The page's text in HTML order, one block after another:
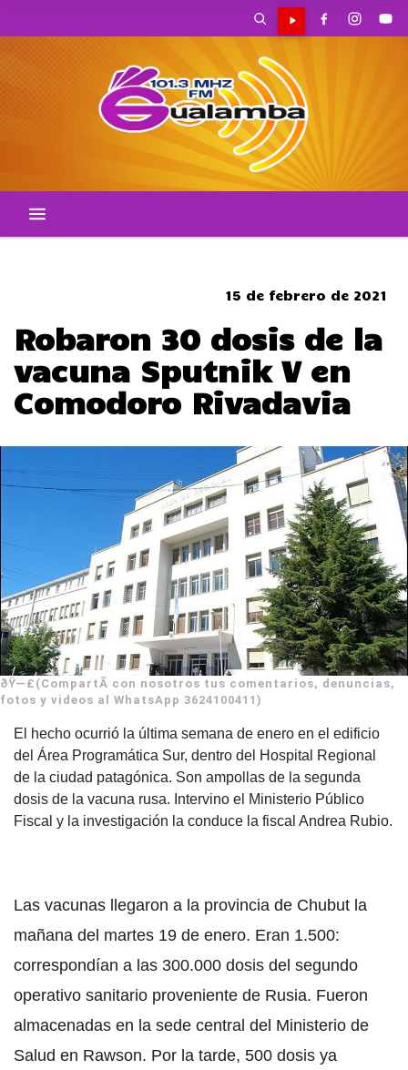
15 de febrero de 2021
Robaron 30 dosis de la
vacuna Sputnik V en
Comodoro Rivadavia
ðŸ—£(CompartÃ­ con nosotros tus comentarios, denuncias,
fotos y videos al WhatsApp 3624100411)
El hecho ocurrió la última semana de enero en el edificio
del Área Programática Sur, dentro del Hospital Regional
de la ciudad patagónica. Son ampollas de la segunda
dosis de la vacuna rusa. Intervino el Ministerio Público
Fiscal y la investigación la conduce la fiscal Andrea Rubio.
Las vacunas llegaron a la provincia de Chubut la
mañana del martes 19 de enero. Eran 1.500:
correspondían a las 300.000 dosis del segundo
operativo sanitario proveniente de Rusia. Fueron
almacenadas en la sede central del Ministerio de
Salud en Rawson. Por la tarde, 500 dosis ya